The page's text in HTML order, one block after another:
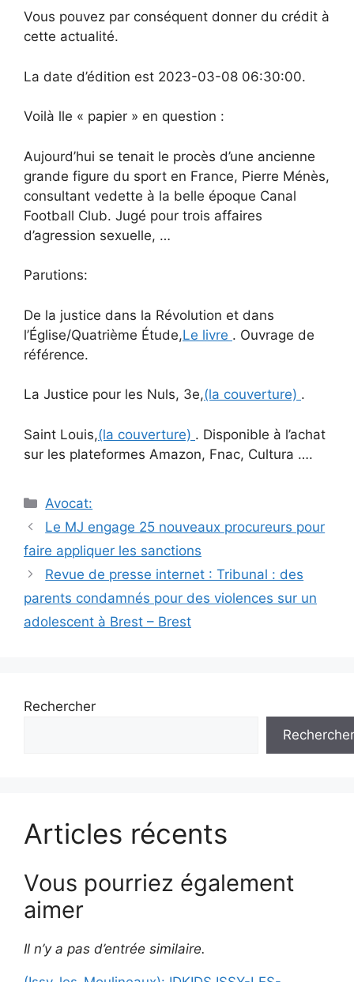
Vous pouvez par conséquent donner du crédit à
cette actualité.
La date d’édition est 2023-03-08 06:30:00.
Voilà lle « papier » en question :
Aujourd’hui se tenait le procès d’une ancienne
grande figure du sport en France, Pierre Ménès,
consultant vedette à la belle époque Canal
Football Club. Jugé pour trois affaires
d’agression sexuelle, …
Parutions:
De la justice dans la Révolution et dans
l’Église/Quatrième Étude,Le livre . Ouvrage de
référence.
La Justice pour les Nuls, 3e,(la couverture) .
Saint Louis,(la couverture) . Disponible à l’achat
sur les plateformes Amazon, Fnac, Cultura ….
Catégories
Avocat:
Navigation
des
articles
Le MJ engage 25 nouveaux procureurs pour
faire appliquer les sanctions
Revue de presse internet : Tribunal : des
parents condamnés pour des violences sur un
adolescent à Brest – Brest
Rechercher
Rechercher
Articles récents
Vous pourriez également
aimer
Il n’y a pas d’entrée similaire.